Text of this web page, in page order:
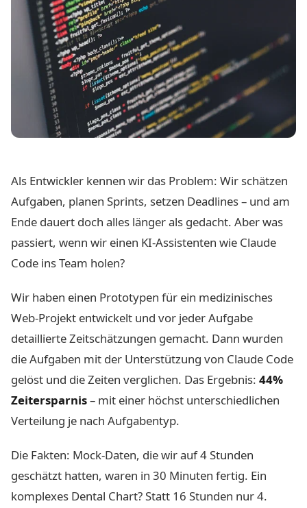
Als Entwickler kennen wir das Problem: Wir schätzen
Aufgaben, planen Sprints, setzen Deadlines – und am
Ende dauert doch alles länger als gedacht. Aber was
passiert, wenn wir einen KI-Assistenten wie Claude
Code ins Team holen?
Wir haben einen Prototypen für ein medizinisches
Web-Projekt entwickelt und vor jeder Aufgabe
detaillierte Zeitschätzungen gemacht. Dann wurden
die Aufgaben mit der Unterstützung von Claude Code
gelöst und die Zeiten verglichen. Das Ergebnis: 44%
Zeitersparnis– mit einer höchst unterschiedlichen
Verteilung je nach Aufgabentyp.
Die Fakten: Mock-Daten, die wir auf 4 Stunden
geschätzt hatten, waren in 30 Minuten fertig. Ein
komplexes Dental Chart? Statt 16 Stunden nur 4.